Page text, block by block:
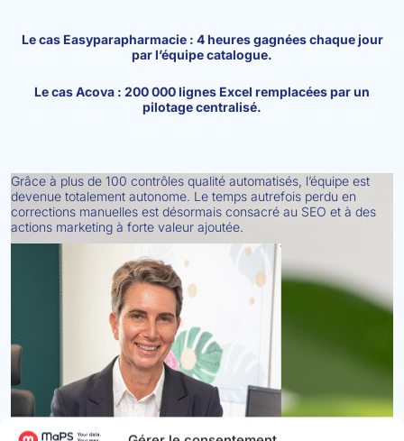
Le cas Easyparapharmacie : 4 heures gagnées chaque jour
par l’équipe catalogue.
Le cas Acova : 200 000 lignes Excel remplacées par un
pilotage centralisé.
Grâce à plus de 100 contrôles qualité automatisés, l’équipe est
devenue totalement autonome. Le temps autrefois perdu en
corrections manuelles est désormais consacré au SEO et à des
actions marketing à forte valeur ajoutée.